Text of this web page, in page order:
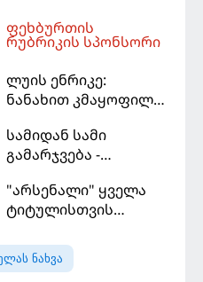
აპირებს
ფეხბურთის
რუბრიკის სპონსორი
ლუის ენრიკე:
ნანახით კმაყოფილი
არის, რომელიც
გვინდოდა
სამიდან სამი
გამარჯვება -
დამარცხებულია
"არსენალი" ყველა
ტიტულისთვის
დინასტიის შექმნა
გვსურს" - მიკელ
ნახვა